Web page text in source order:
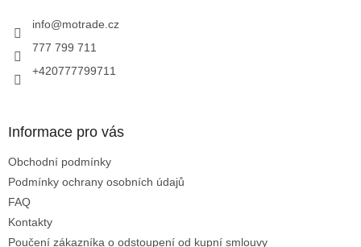
info@motrade.cz
777 799 711
+420777799711
Informace pro vás
Obchodní podmínky
Podmínky ochrany osobních údajů
FAQ
Kontakty
Poučení zákazníka o odstoupení od kupní smlouvy